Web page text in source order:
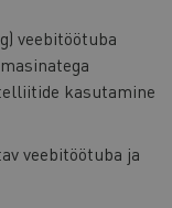
veebitöötuba
kasutamine
veebitöötuba ja